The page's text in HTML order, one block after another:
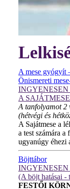
A mese gyógyít
Önismereti
A
A tanfolyamot 2
(hétvégi és
A Sajátmese a
a test számára a
ugyanúgy éhezi
Böjttábor
(A böjt hatásai -
FESTŐI